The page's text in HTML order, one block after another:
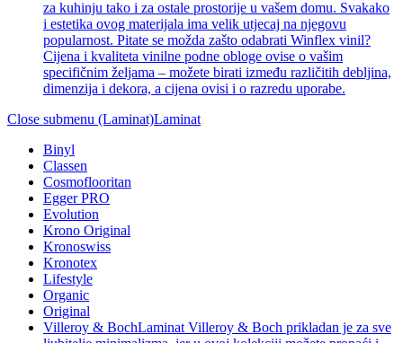
za kuhinju tako i za ostale prostorije u vašem domu. Svakako
i estetika ovog materijala ima velik utjecaj na njegovu
popularnost. Pitate se možda zašto odabrati Winflex vinil?
Cijena i kvaliteta vinilne podne obloge ovise o vašim
specifičnim željama – možete birati između različitih debljina,
dimenzija i dekora, a cijena ovisi i o razredu uporabe.
Close submenu (Laminat)Laminat
Binyl
Classen
Cosmoflooritan
Egger PRO
Evolution
Krono Original
Kronoswiss
Kronotex
Lifestyle
Organic
Original
Villeroy & BochLaminat Villeroy & Boch prikladan je za sve